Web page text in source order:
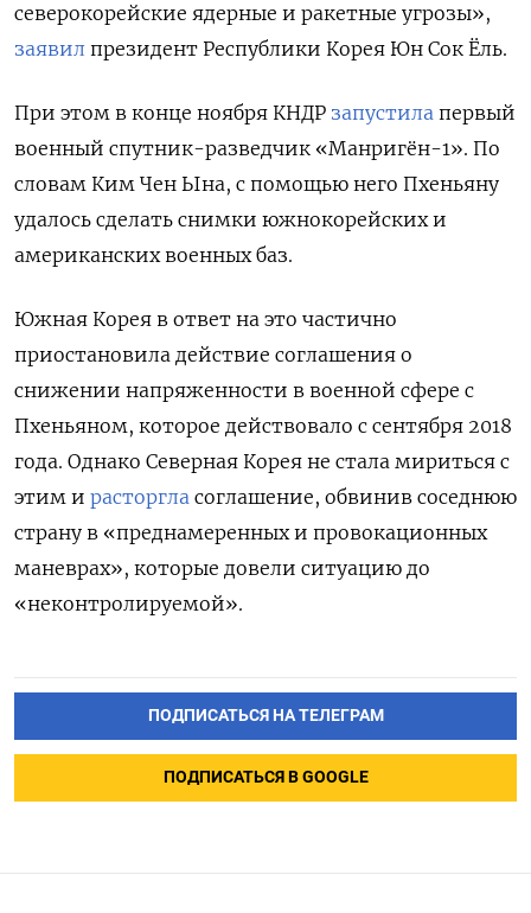
северокорейские ядерные и ракетные угрозы»,
заявил президент Республики Корея Юн Сок Ёль.
При этом в конце ноября КНДР запустила первый
военный спутник-разведчик «Манригён-1». По
словам Ким Чен Ына, с помощью него Пхеньяну
удалось сделать снимки южнокорейских и
американских военных баз.
Южная Корея в ответ на это частично
приостановила действие соглашения о
снижении напряженности в военной сфере с
Пхеньяном, которое действовало с сентября 2018
года. Однако Северная Корея не стала мириться с
этим и расторгла соглашение, обвинив соседнюю
страну в «преднамеренных и провокационных
маневрах», которые довели ситуацию до
«неконтролируемой».
ПОДПИСАТЬСЯ НА ТЕЛЕГРАМ
ПОДПИСАТЬСЯ В GOOGLE